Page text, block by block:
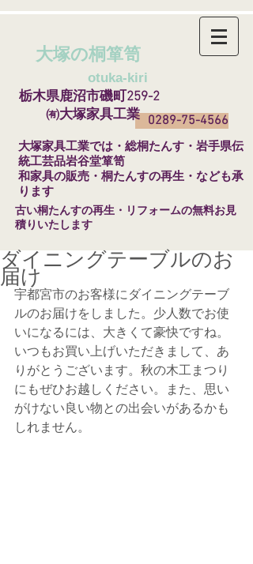
大塚の桐箪笥
otuka-kiri
0289-75-4566
栃木県鹿沼市磯町259-2
㈲大塚家具工業
​大塚家具工業では・総桐たんす・岩手県伝
統工芸品岩谷堂箪笥
和家具の販売・桐たんすの再生・なども承
ります
​古い桐たんすの再生・リフォームの無料お見
積りいたします
ダイニングテーブルのお
届け
宇都宮市のお客様にダイニングテーブ
ルのお届けをしました。少人数でお使
いになるには、大きくて豪快ですね。
いつもお買い上げいただきまして、あ
りがとうございます。秋の木工まつり
にもぜひお越しください。また、思い
がけない良い物との出会いがあるかも
しれません。